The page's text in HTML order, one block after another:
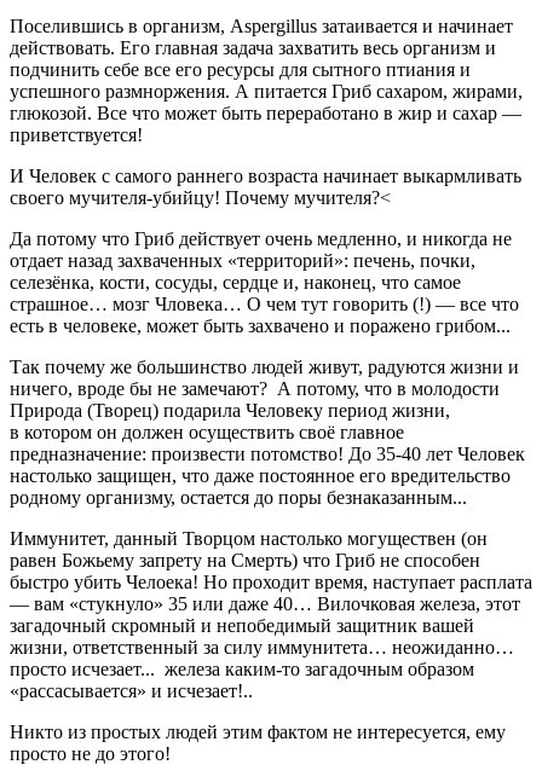
Поселившись в организм, Aspergillus затаивается и начинает
действовать. Его главная задача захватить весь организм и
подчинить себе все его ресурсы для сытного птиания и
успешного размноржения. А питается Гриб сахаром, жирами,
глюкозой. Все что может быть переработано в жир и сахар —
приветствуется!
И Человек с самого раннего возраста начинает выкармливать
своего мучителя-убийцу! Почему мучителя?<
Да потому что Гриб действует очень медленно, и никогда не
отдает назад захваченных «территорий»: печень, почки,
селезёнка, кости, сосуды, сердце и, наконец, что самое
страшное… мозг Чловека… О чем тут говорить (!) — все что
есть в человеке, может быть захвачено и поражено грибом...
Так почему же большинство людей живут, радуются жизни и
ничего, вроде бы не замечают? А потому, что в молодости
Природа (Творец) подарила Человеку период жизни,
в котором он должен осуществить своё главное
предназначение: произвести потомство! До 35-40 лет Человек
настолько защищен, что даже постоянное его вредительство
родному организму, остается до поры безнаказанным...
Иммунитет, данный Творцом настолько могуществен (он
равен Божьему запрету на Смерть) что Гриб не способен
быстро убить Челоека! Но проходит время, наступает расплата
— вам «стукнуло» 35 или даже 40… Вилочковая железа, этот
загадочный скромный и непобедимый защитник вашей
жизни, ответственный за силу иммунитета… неожиданно…
просто исчезает... железа каким-то загадочным образом
«рассасывается» и исчезает!..
Никто из простых людей этим фактом не интересуется, ему
просто не до этого!